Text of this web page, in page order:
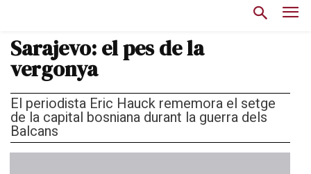
Sarajevo: el pes de la
vergonya
El periodista Eric Hauck rememora el setge
de la capital bosniana durant la guerra dels
Balcans